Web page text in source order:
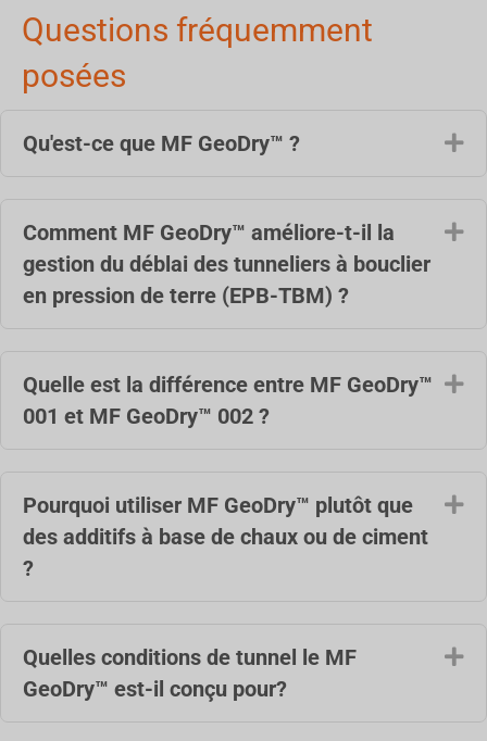
Questions fréquemment
posées
Qu'est-ce que MF GeoDry™ ?
Comment MF GeoDry™ améliore-t-il la
gestion du déblai des tunneliers à bouclier
en pression de terre (EPB-TBM) ?
Quelle est la différence entre MF GeoDry™
001 et MF GeoDry™ 002 ?
Pourquoi utiliser MF GeoDry™ plutôt que
des additifs à base de chaux ou de ciment
?
Quelles conditions de tunnel le MF
GeoDry™ est-il conçu pour?